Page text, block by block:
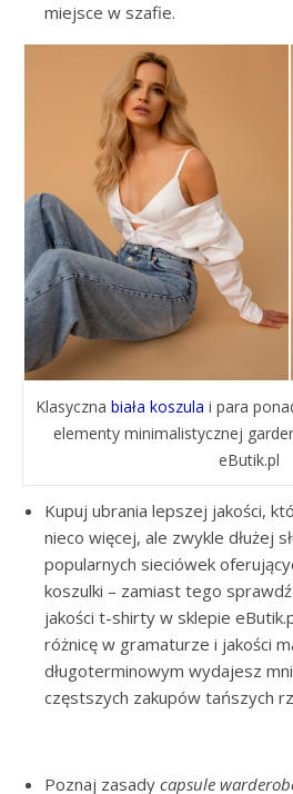
miejsce w szafie.
Klasyczna biała koszula i para
elementy minimalistycznej
eButik.pl
Kupuj ubrania lepszej jakości,
nieco więcej, ale zwykle dłużej
popularnych sieciówek
koszulki – zamiast tego
jakości t-shirty w sklepie
różnicę w gramaturze i jakości
długoterminowym wydajesz
częstszych zakupów tańszych
Poznaj zasady capsule